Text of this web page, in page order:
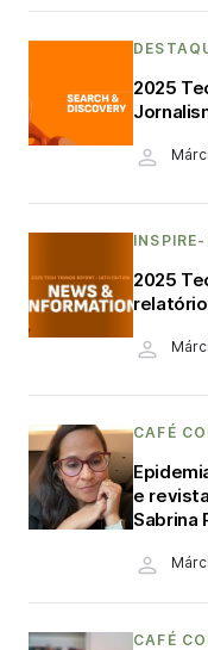
2025
INSPIRE-
2025
CAFÉ
e
Sabrina
CAFÉ